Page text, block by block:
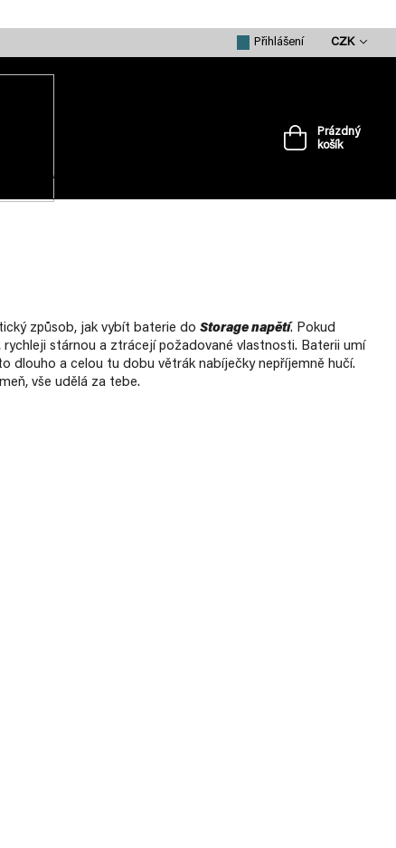
CZK
Přihlášení
Nákupní
Prázdný
košík
VRTULE
způsob, jak vybít baterie do Storage napětí. Pokud
stárnou a ztrácejí požadované vlastnosti. Baterii umí
dlouho a celou tu dobu větrák nabíječky nepříjemně hučí.
vše udělá za tebe.